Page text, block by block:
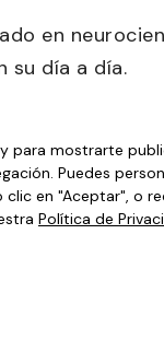
en
su día a día.
para mostrarte
Puedes
en "Aceptar", o
Política de